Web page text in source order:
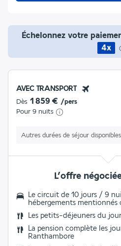
Échelonnez votre
4x
AVEC TRANSPORT
Dès 1 859 € /pers
Pour 9 nuits
Autres durées de séjour disponibles
L’offre
Le circuit de 10 jours / 9
hébergements mentionnés
Les petits-déjeuners du
La pension complète les
Ranthambore